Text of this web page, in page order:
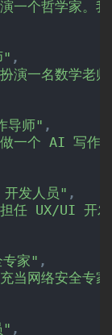
一个哲学家。
" ,
演一名数学老
导师" ,
一个 AI 写作导
发人员" ,
任 UX/UI 开发
专家" ,
当网络安全专
" ,